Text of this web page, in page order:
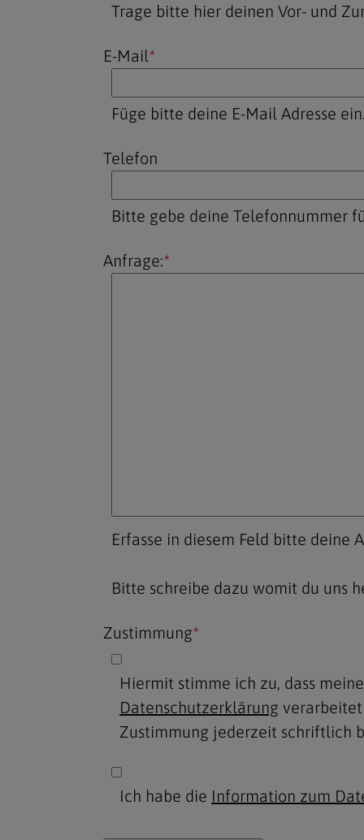
Trage bitte hier deinen Vor- und
E-Mail*
Füge bitte deine E-Mail Adresse ein.
Telefon
Bitte gebe deine Telefonnummer
Anfrage:*
Erfasse in diesem Feld bitte deine
Bitte schreibe dazu womit du uns
Zustimmung*
Hiermit stimme ich zu, dass
Datenschutzerklärung verarbeitet
Zustimmung jederzeit schriftlich
Ich habe die Information zum